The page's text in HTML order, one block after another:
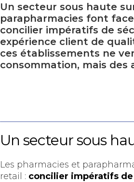
Un secteur sous haute
parapharmacies font
concilier impératifs de
expérience client de
ces établissements ne
consommation, mais des
Un secteur sous
Les pharmacies et
retail : concilier impératifs